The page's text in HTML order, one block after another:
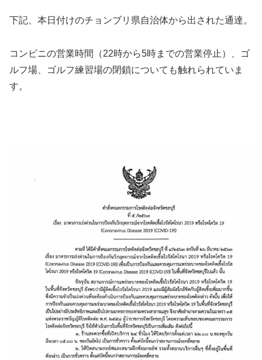
下記、本日付けのチョンブリ県自治体から出された通達。
コンビニの営業時間（22時から5時までの営業停止）、ゴ
ルフ場、ゴルフ練習場の閉鎖についても触れられていま
す。